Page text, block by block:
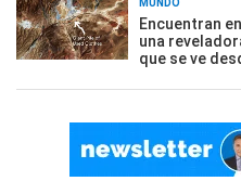
MUNDO
Encuentran
una
que se ve